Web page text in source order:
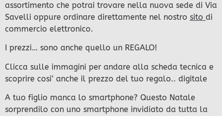
assortimento che potrai trovare nella nuova sede di Via
Savelli oppure ordinare direttamente nel nostro sito di
commercio elettronico.
I prezzi… sono anche quello un REGALO!
Clicca sulle immagini per andare alla scheda tecnica e
scoprire cosi’ anche il prezzo del tuo regalo.. digitale
A tuo figlio manca lo smartphone? Questo Natale
sorprendilo con uno smartphone invidiato da tutta la